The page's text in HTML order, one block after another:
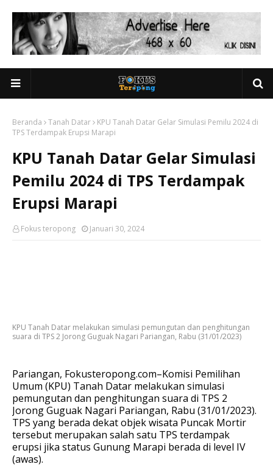
Beranda Tanah Datar
KPU Tanah Datar Gelar Simulasi Pemilu 2024 di
TPS Terdampak Erupsi Marapi
KPU Tanah Datar Gelar Simulasi
Pemilu 2024 di TPS Terdampak
Erupsi Marapi
Fokus teropong Januari 30, 2024
KPU Tanah Datar melakukan simulasi pemungutan dan penghitungan
suara di TPS 2 Jorong Guguak Nagari Pariangan, Rabu (31/01/2023)
Pariangan, Fokusteropong.com–Komisi Pemilihan
Umum (KPU) Tanah Datar melakukan simulasi
pemungutan dan penghitungan suara di TPS 2
Jorong Guguak Nagari Pariangan, Rabu (31/01/2023).
TPS yang berada dekat objek wisata Puncak Mortir
tersebut merupakan salah satu TPS terdampak
erupsi jika status Gunung Marapi berada di level IV
(awas).